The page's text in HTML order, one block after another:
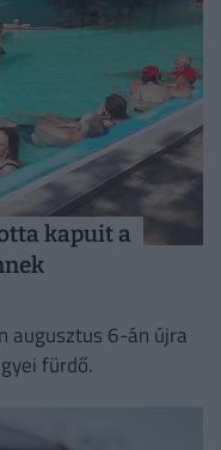
kapuit a
augusztus 6-án újra
fürdő.